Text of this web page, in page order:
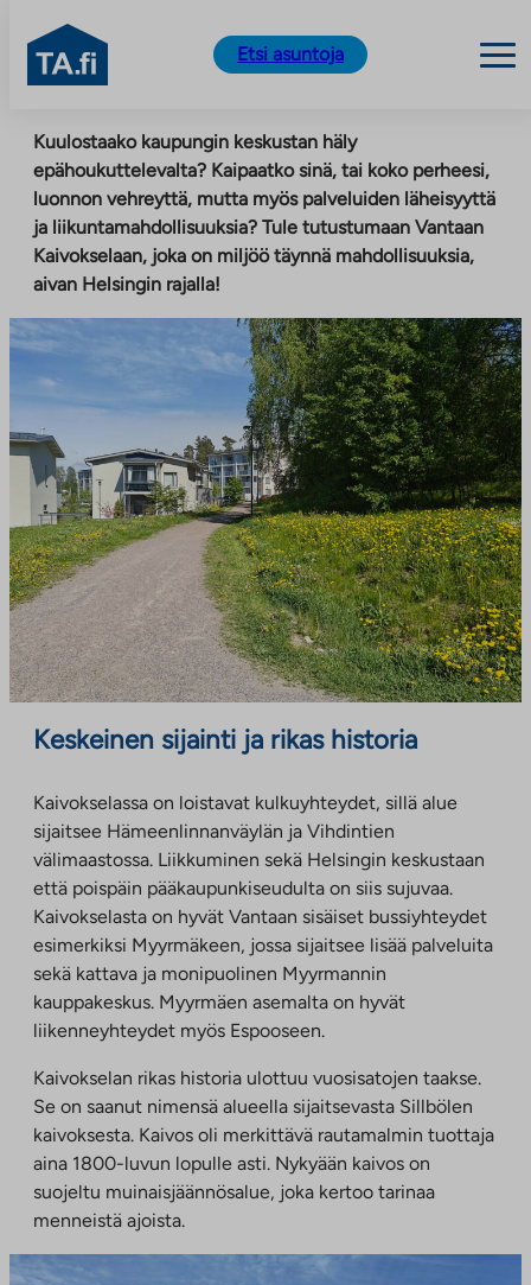
sisältöön
TA.fi
Etsi asuntoja
Kuulostaako kaupungin keskustan häly
epähoukuttelevalta? Kaipaatko sinä, tai koko perheesi,
luonnon vehreyttä, mutta myös palveluiden läheisyyttä
ja liikuntamahdollisuuksia? Tule tutustumaan Vantaan
Kaivokselaan, joka on miljöö täynnä mahdollisuuksia,
aivan Helsingin rajalla!
Keskeinen sijainti ja rikas historia
Kaivokselassa on loistavat kulkuyhteydet, sillä alue
sijaitsee Hämeenlinnanväylän ja Vihdintien
välimaastossa. Liikkuminen sekä Helsingin keskustaan
että poispäin pääkaupunkiseudulta on siis sujuvaa.
Kaivokselasta on hyvät Vantaan sisäiset bussiyhteydet
esimerkiksi Myyrmäkeen, jossa sijaitsee lisää palveluita
sekä kattava ja monipuolinen Myyrmannin
kauppakeskus. Myyrmäen asemalta on hyvät
liikenneyhteydet myös Espooseen.
Kaivokselan rikas historia ulottuu vuosisatojen taakse.
Se on saanut nimensä alueella sijaitsevasta Sillbölen
kaivoksesta. Kaivos oli merkittävä rautamalmin tuottaja
aina 1800-luvun lopulle asti. Nykyään kaivos on
suojeltu muinaisjäännösalue, joka kertoo tarinaa
menneistä ajoista.